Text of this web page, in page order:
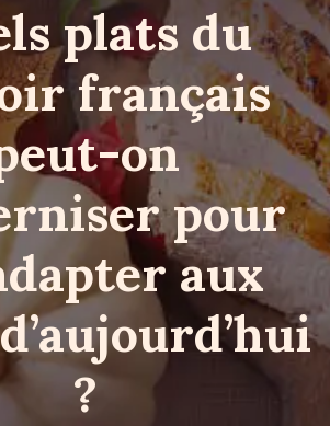
plats du
français
on
pour
aux
?